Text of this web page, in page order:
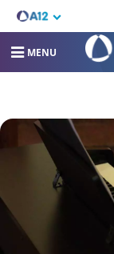
MENU